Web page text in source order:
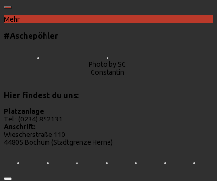
Mehr
#Aschepöhler
Photo by SC
Constantin
Hier findest du uns:
Platzanlage
Tel.: (0234) 852131
Anschrift:
Wiescherstraße 110
44805 Bochum (Stadtgrenze Herne)